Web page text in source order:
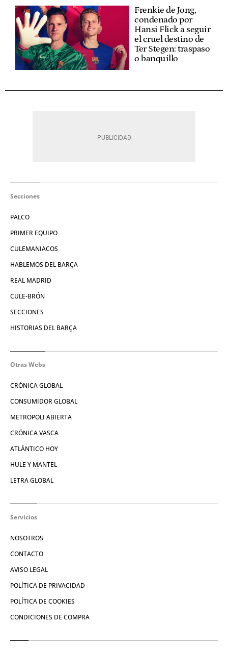
Frenkie de Jong,
condenado por
Hansi Flick a seguir
el cruel destino de
Ter Stegen: traspaso
o banquillo
Secciones
PALCO
PRIMER EQUIPO
CULEMANIACOS
HABLEMOS DEL BARÇA
REAL MADRID
CULE-BRÓN
SECCIONES
HISTORIAS DEL BARÇA
Otras Webs
CRÓNICA GLOBAL
CONSUMIDOR GLOBAL
METROPOLI ABIERTA
CRÓNICA VASCA
ATLÁNTICO HOY
HULE Y MANTEL
LETRA GLOBAL
Servicios
NOSOTROS
CONTACTO
AVISO LEGAL
POLÍTICA DE PRIVACIDAD
POLÍTICA DE COOKIES
CONDICIONES DE COMPRA